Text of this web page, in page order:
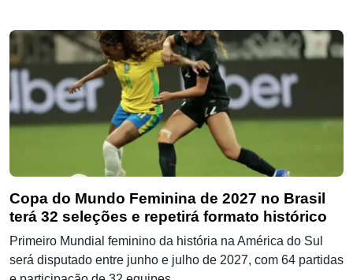
Copa do Mundo Feminina de 2027 no Brasil
terá 32 seleções e repetirá formato histórico
Primeiro Mundial feminino da história na América do Sul
será disputado entre junho e julho de 2027, com 64 partidas